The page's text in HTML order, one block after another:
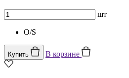
шт
O/S
Купить В корзине